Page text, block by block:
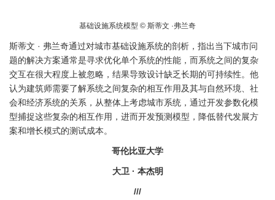
基础设施系统模型 © 斯蒂文 ·弗兰奇
斯蒂文 · 弗兰奇通过对城市基础设施系统的剖析，指出当下城市问
题的解决方案通常是寻求优化单个系统的性能，而系统之间的复杂
交互在很大程度上被忽略，结果导致设计缺乏长期的可持续性。他
认为建筑师需要了解系统之间复杂的相互作用及其与自然环境、社
会和经济系统的关系，从整体上考虑城市系统，通过开发参数化模
型捕捉这些复杂的相互作用，进而开发预测模型，降低替代发展方
案和增长模式的测试成本。
哥伦比亚大学
大卫 · 本杰明
///